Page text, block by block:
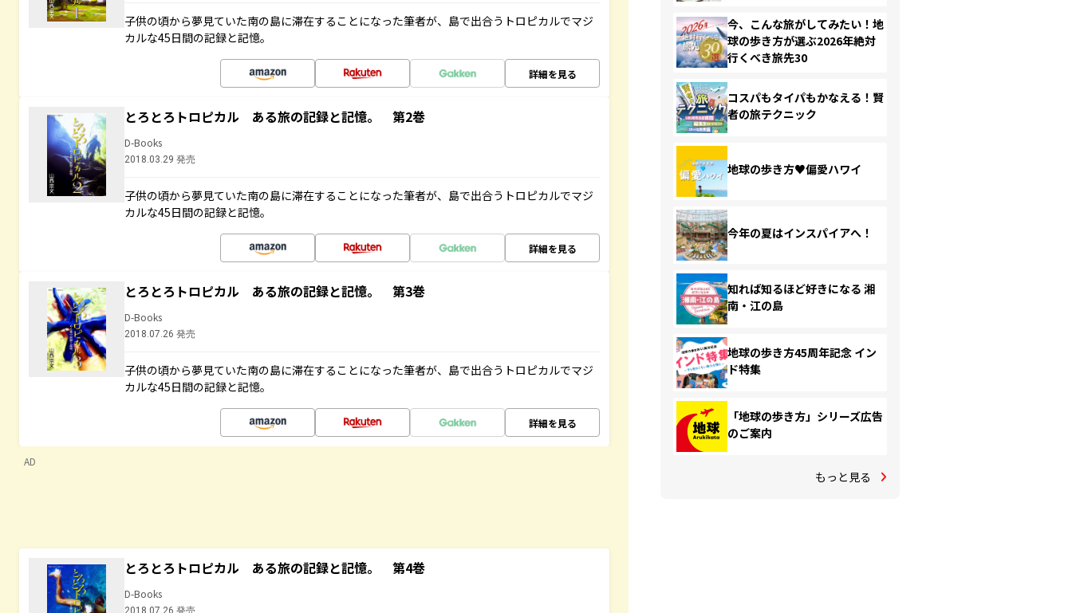
子供の頃から夢見ていた南の島に滞在することになった筆者が、島で出合うトロピカルでマジ
カルな45日間の記録と記憶。
詳細を見る
とろとろトロピカル ある旅の記録と記憶。 第2巻
D-Books
2018.03.29 発売
子供の頃から夢見ていた南の島に滞在することになった筆者が、島で出合うトロピカルでマジ
カルな45日間の記録と記憶。
詳細を見る
とろとろトロピカル ある旅の記録と記憶。 第3巻
D-Books
2018.07.26 発売
子供の頃から夢見ていた南の島に滞在することになった筆者が、島で出合うトロピカルでマジ
カルな45日間の記録と記憶。
詳細を見る
AD
とろとろトロピカル ある旅の記録と記憶。 第4巻
D-Books
2018.07.26 発売
今、こんな旅がしてみたい！地
球の歩き方が選ぶ2026年絶対
行くべき旅先30
コスパもタイパもかなえる！賢
者の旅テクニック
地球の歩き方♥偏愛ハワイ
今年の夏はインスパイアへ！
知れば知るほど好きになる 湘
南・江の島
地球の歩き方45周年記念 イン
ド特集
「地球の歩き方」シリーズ広告
のご案内
もっと見る